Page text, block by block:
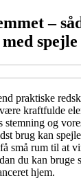
–
spejle
praktiske
kraftfulde
stemning og
brug kan
små rum til at
du kan bruge
hjem.